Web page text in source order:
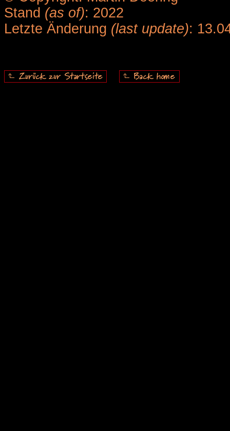
Stand (as of): 2022
Letzte Änderung (last update):